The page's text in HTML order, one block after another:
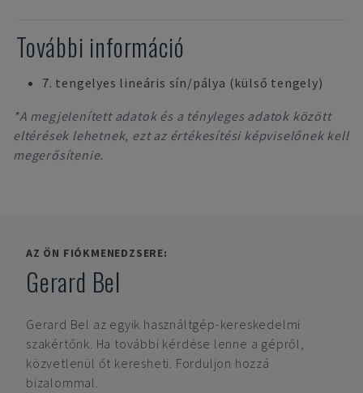
További információ
7. tengelyes lineáris sín/pálya (külső tengely)
*A megjelenített adatok és a tényleges adatok között
eltérések lehetnek, ezt az értékesítési képviselőnek kell
megerősítenie.
AZ ÖN FIÓKMENEDZSERE:
Gerard Bel
Gerard Bel az egyik használtgép-kereskedelmi
szakértőnk. Ha további kérdése lenne a gépről,
közvetlenül őt keresheti. Forduljon hozzá
bizalommal.